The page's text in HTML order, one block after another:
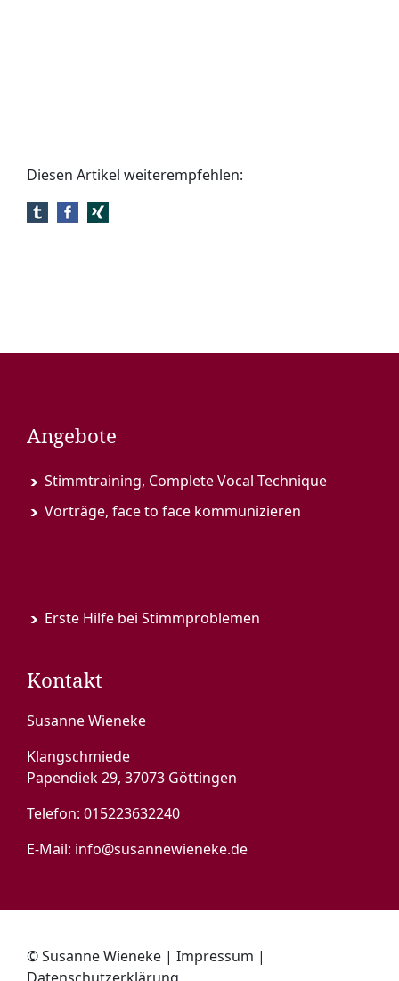
Diesen Artikel weiterempfehlen:
Angebote
Stimmtraining, Complete Vocal Technique
Vorträge, face to face kommunizieren
Erste Hilfe bei Stimmproblemen
Kontakt
Susanne Wieneke
Klangschmiede
Papendiek 29, 37073 Göttingen
Telefon: 015223632240
E-Mail: info@susannewieneke.de
© Susanne Wieneke | Impressum |